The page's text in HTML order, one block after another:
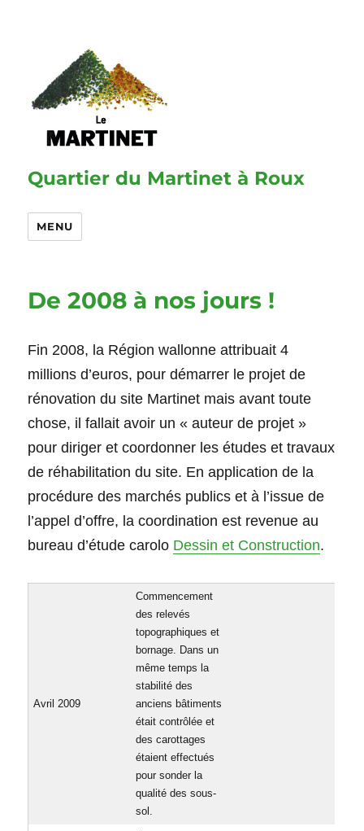
Quartier du Martinet à Roux
MENU
De 2008 à nos jours !
Fin 2008, la Région wallonne attribuait 4
millions d’euros, pour démarrer le projet de
rénovation du site Martinet mais avant toute
chose, il fallait avoir un « auteur de projet »
pour diriger et coordonner les études et travaux
de réhabilitation du site. En application de la
procédure des marchés publics et à l’issue de
l’appel d’offre, la coordination est revenue au
bureau d’étude carolo Dessin et Construction.
Avril 2009
Commencement
des relevés
topographiques et
bornage. Dans un
même temps la
stabilité des
anciens bâtiments
était contrôlée et
des carottages
étaient effectués
pour sonder la
qualité des sous-
sol.